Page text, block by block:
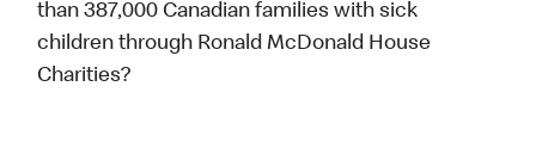
than 387,000 Canadian families with sick
children through Ronald McDonald House
Charities?